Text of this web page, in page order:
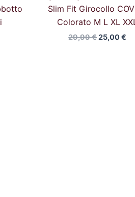
Slim Fit Girocollo
Colorato M L XL
29,99€25,00€